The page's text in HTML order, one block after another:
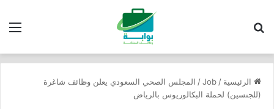
الرئيسية /
Job
/ المجلس الصحي السعودي يعلن وظائف شاغرة
(للجنسين) لحملة البكالوريوس بالرياض